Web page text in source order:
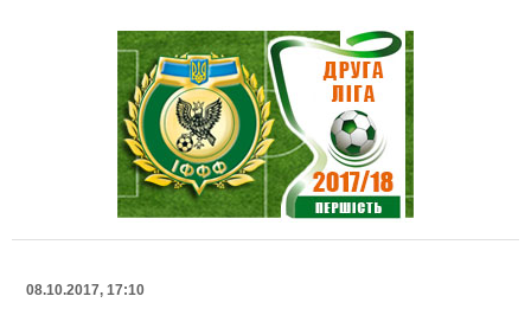
08.10.2017, 17:10